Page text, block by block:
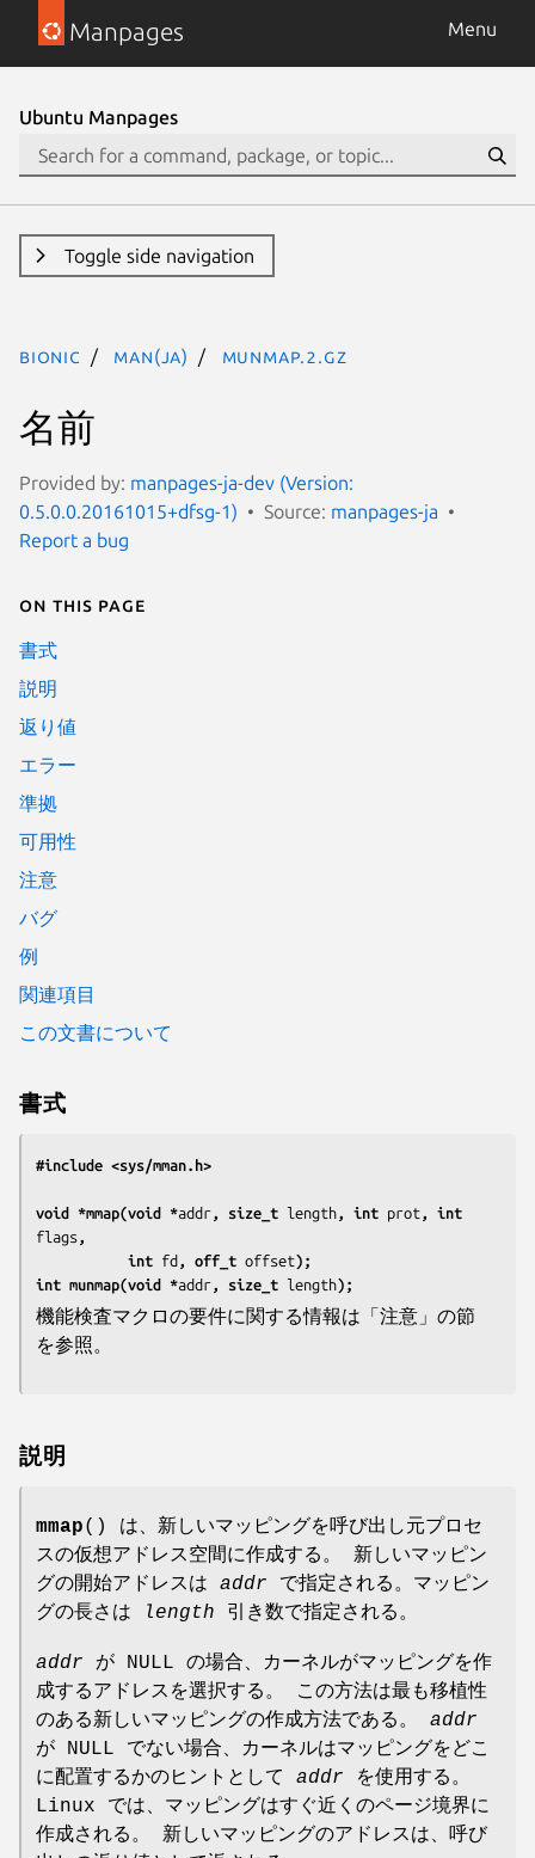
Manpages Menu
Ubuntu Manpages
Toggle side navigation
bionic man(ja) munmap.2.gz
名前
Provided by: manpages-ja-dev (Version:
0.5.0.0.20161015+dfsg-1)
Source: manpages-ja
Report a bug
On this page
書式
説明
返り値
エラー
準拠
可用性
注意
バグ
例
関連項目
この文書について
書式
#include <sys/mman.h>
void *mmap(void *addr , size_t length , int prot
flags ,
           int
fd , off_t offset);
int munmap(void *addr , size_t length);
機能検査マクロの要件に関する情報は「注意」の節
を参照。
説明
mmap() は、新しいマッピングを呼び出し元プロセ
スの仮想アドレス空間に作成する。 新しいマッピン
グの開始アドレスは addr で指定される。マッピン
グの長さは
length 引き数で指定される。
addr が NULL の場合、カーネルがマッピングを作
成するアドレスを選択する。 この方法は最も移植性
のある新しいマッピングの作成方法である。 addr
が NULL でない場合、カーネルはマッピングをどこ
に配置するかのヒントとして addr を使用する。
Linux では、マッピングはすぐ近くのページ境界に
作成される。 新しいマッピングのアドレスは、呼び